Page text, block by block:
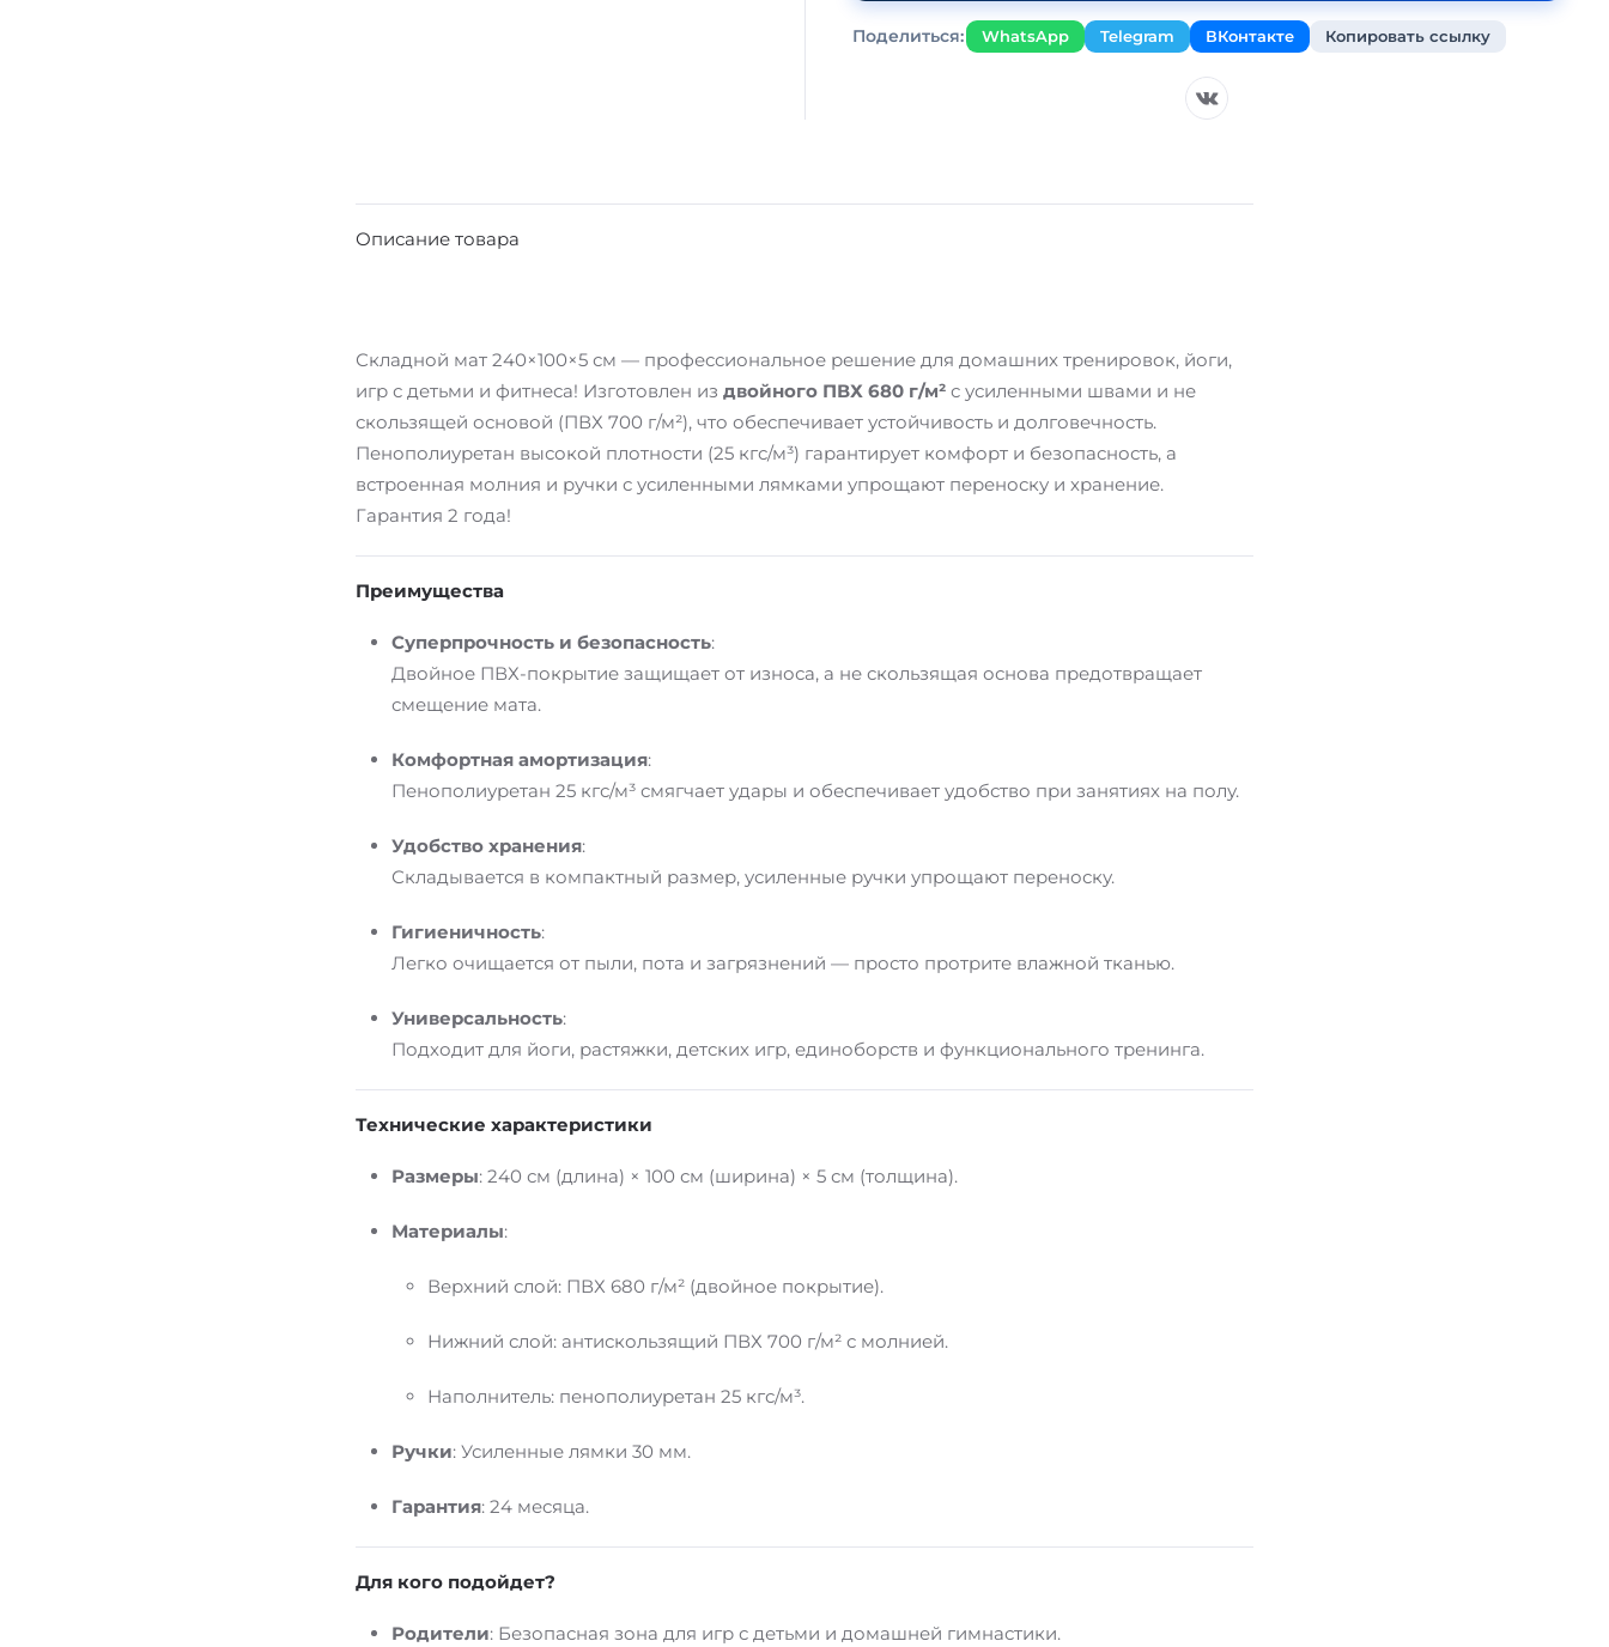
Поделиться: WhatsApp Telegram ВКонтакте Копировать ссылку
Описание товара
Складной мат 240×100×5 см — профессиональное решение для домашних тренировок, йоги,
игр с детьми и фитнеса! Изготовлен из двойного ПВХ 680 г/м² с усиленными швами и не
скользящей основой (ПВХ 700 г/м²), что обеспечивает устойчивость и долговечность.
Пенополиуретан высокой плотности (25 кгс/м³) гарантирует комфорт и безопасность, а
встроенная молния и ручки с усиленными лямками упрощают переноску и хранение.
Гарантия 2 года!
Преимущества
Суперпрочность и безопасность:
Двойное ПВХ-покрытие защищает от износа, а не скользящая основа предотвращает
смещение мата.
Комфортная амортизация:
Пенополиуретан 25 кгс/м³ смягчает удары и обеспечивает удобство при занятиях на полу.
Удобство хранения:
Складывается в компактный размер, усиленные ручки упрощают переноску.
Гигиеничность:
Легко очищается от пыли, пота и загрязнений — просто протрите влажной тканью.
Универсальность:
Подходит для йоги, растяжки, детских игр, единоборств и функционального тренинга.
Технические характеристики
Размеры: 240 см (длина) × 100 см (ширина) × 5 см (толщина).
Материалы:
Верхний слой: ПВХ 680 г/м² (двойное покрытие).
Нижний слой: антискользящий ПВХ 700 г/м² с молнией.
Наполнитель: пенополиуретан 25 кгс/м³.
Ручки: Усиленные лямки 30 мм.
Гарантия: 24 месяца.
Для кого подойдет?
Родители: Безопасная зона для игр с детьми и домашней гимнастики.